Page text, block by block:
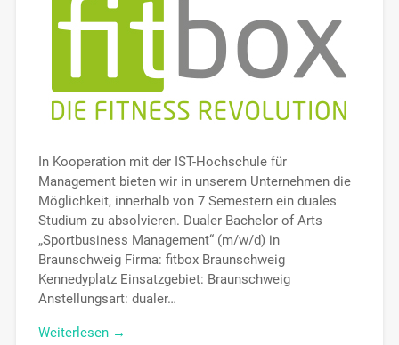
In Kooperation mit der IST-Hochschule für
Management bieten wir in unserem Unternehmen die
Möglichkeit, innerhalb von 7 Semestern ein duales
Studium zu absolvieren. Dualer Bachelor of Arts
„Sportbusiness Management“ (m/w/d) in
Braunschweig Firma: fitbox Braunschweig
Kennedyplatz Einsatzgebiet: Braunschweig
Anstellungsart: dualer…
Weiterlesen →